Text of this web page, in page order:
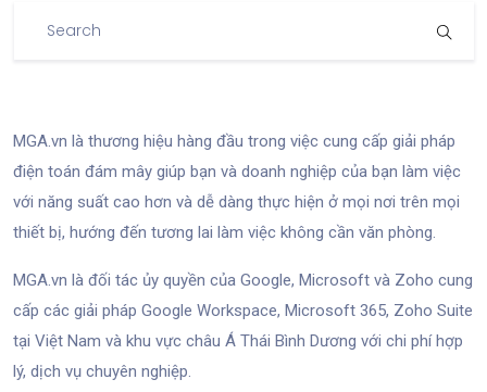
MGA.vn là thương hiệu hàng đầu trong việc cung cấp giải pháp
điện toán đám mây giúp bạn và doanh nghiệp của bạn làm việc
với năng suất cao hơn và dễ dàng thực hiện ở mọi nơi trên mọi
thiết bị, hướng đến tương lai làm việc không cần văn phòng.
MGA.vn là đối tác ủy quyền của Google, Microsoft và Zoho cung
cấp các giải pháp Google Workspace, Microsoft 365, Zoho Suite
tại Việt Nam và khu vực châu Á Thái Bình Dương với chi phí hợp
lý, dịch vụ chuyên nghiệp.